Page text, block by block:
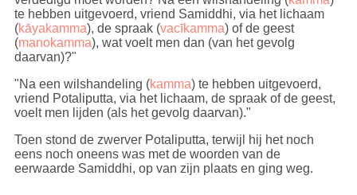
te hebben uitgevoerd, vriend Samiddhi, via het lichaam
(kāyakamma), de spraak (vacīkamma) of de geest
(manokamma), wat voelt men dan (van het gevolg
daarvan)?"
"Na een wilshandeling (kamma) te hebben uitgevoerd,
vriend Potaliputta, via het lichaam, de spraak of de geest,
voelt men lijden (als het gevolg daarvan)."
Toen stond de zwerver Potaliputta, terwijl hij het noch
eens noch oneens was met de woorden van de
eerwaarde Samiddhi, op van zijn plaats en ging weg.